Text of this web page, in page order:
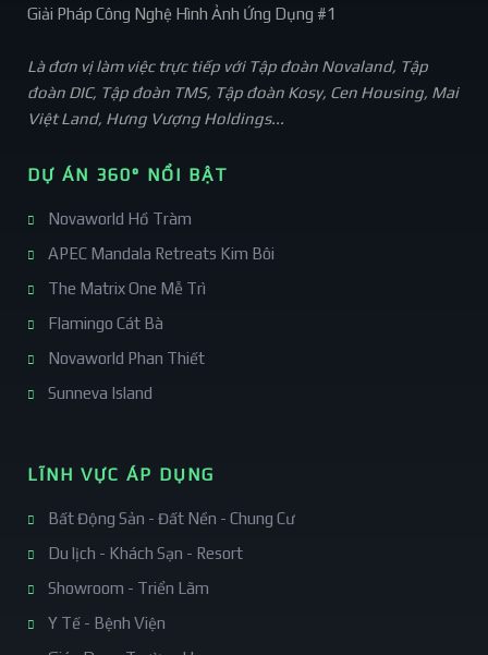
Giải Pháp Công Nghệ Hình Ảnh Ứng Dụng #1
Là đơn vị làm việc trực tiếp với Tập đoàn Novaland, Tập
đoàn DIC, Tập đoàn TMS, Tập đoàn Kosy, Cen Housing, Mai
Việt Land, Hưng Vượng Holdings...
DỰ ÁN 360° NỔI BẬT
Novaworld Hồ Tràm
APEC Mandala Retreats Kim Bôi
The Matrix One Mễ Trì
Flamingo Cát Bà
Novaworld Phan Thiết
Sunneva Island
LĨNH VỰC ÁP DỤNG
Bất Động Sản - Đất Nền - Chung Cư
Du lịch - Khách Sạn - Resort
Showroom - Triển Lãm
Y Tế - Bệnh Viện